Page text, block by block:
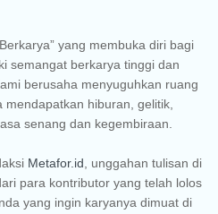
yang membuka diri bagi
semangat berkarya tinggi dan
berusaha menyuguhkan ruang
hiburan, gelitik,
senang dan kegembiraan.
Metafor.id , unggahan tulisan di
para kontributor yang telah lolos
yang ingin karyanya dimuat di